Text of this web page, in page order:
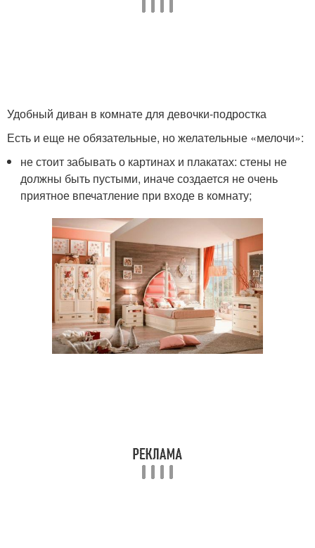
Удобный диван в комнате для девочки-подростка
Есть и еще не обязательные, но желательные «мелочи»:
не стоит забывать о картинах и плакатах: стены не
должны быть пустыми, иначе создается не очень
приятное впечатление при входе в комнату;